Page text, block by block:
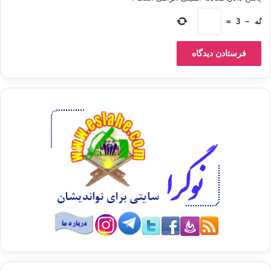
الشديد،
والغيورة الوطنية في هذا البلد:أما آن الأوان للنهوض وتضافُر الجهود حتى نتعافَى
من هذا البلاء ونبرأَ من هذه الأدواء؟ وإلى متى يستمر هذا الحال الذي يعرِّضنا
لمزيدٍ من التراجع والتخلف والهزيمة؟!
نحاول الاستفادة من دروس النكسة- أن نذكِّر الأمة في عمومها بسنن الله في
والهزيمة لتقف على هذه السنن وتُسايرها وتستفيد منها لتحقق النصر في
نُه −
3
=